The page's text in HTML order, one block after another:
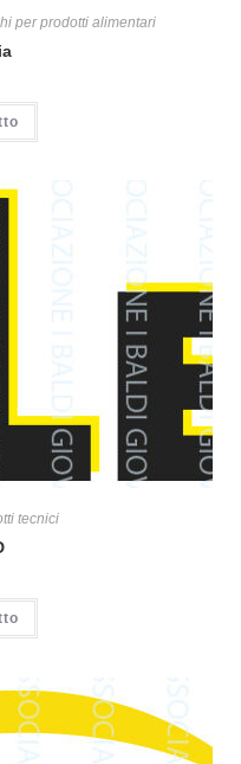
per prodotti alimentari
tecnici